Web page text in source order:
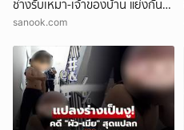
ช่างรับเหมา-เจ้าของบ้าน แย่งกัน
วุ่น สุดท้ายศาลตัดสินให้ใคร?!
sanook.com